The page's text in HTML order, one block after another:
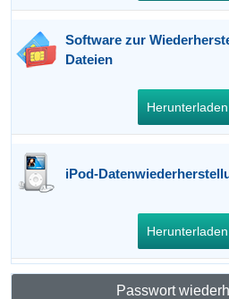
Software zur
Dateien
iPod-
Passwort